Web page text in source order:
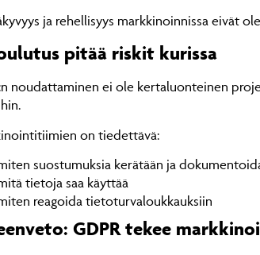
ja rehellisyys markkinoinnissa eivät
pitää riskit kurissa
noudattaminen ei ole kertaluonteinen
on tiedettävä:
suostumuksia kerätään ja
tietoja saa käyttää
reagoida tietoturvaloukkauksiin
GDPR tekee